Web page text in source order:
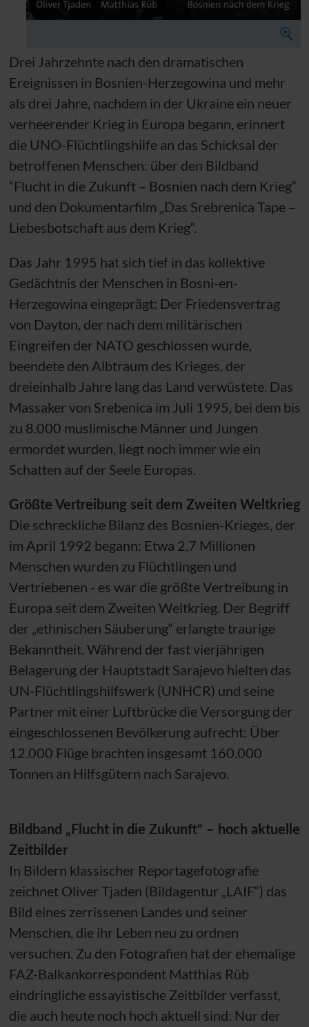
Drei Jahrzehnte nach den dramatischen
Ereignissen in Bosnien-Herzegowina und mehr
als drei Jahre, nachdem in der Ukraine ein neuer
verheerender Krieg in Europa begann, erinnert
die UNO-Flüchtlingshilfe an das Schicksal der
betroffenen Menschen: über den Bildband
“Flucht in die Zukunft – Bosnien nach dem Krieg“
und den Dokumentarfilm „Das Srebrenica Tape –
Liebesbotschaft aus dem Krieg“.
Das Jahr 1995 hat sich tief in das kollektive
Gedächtnis der Menschen in Bosni-en-
Herzegowina eingeprägt: Der Friedensvertrag
von Dayton, der nach dem militärischen
Eingreifen der NATO geschlossen wurde,
beendete den Albtraum des Krieges, der
dreieinhalb Jahre lang das Land verwüstete. Das
Massaker von Srebenica im Juli 1995, bei dem bis
zu 8.000 muslimische Männer und Jungen
ermordet wurden, liegt noch immer wie ein
Schatten auf der Seele Europas.
Größte Vertreibung seit dem Zweiten Weltkrieg
Die schreckliche Bilanz des Bosnien-Krieges, der
im April 1992 begann: Etwa 2,7 Millionen
Menschen wurden zu Flüchtlingen und
Vertriebenen - es war die größte Vertreibung in
Europa seit dem Zweiten Weltkrieg. Der Begriff
der „ethnischen Säuberung“ erlangte traurige
Bekanntheit. Während der fast vierjährigen
Belagerung der Hauptstadt Sarajevo hielten das
UN-Flüchtlingshilfswerk (UNHCR) und seine
Partner mit einer Luftbrücke die Versorgung der
eingeschlossenen Bevölkerung aufrecht: Über
12.000 Flüge brachten insgesamt 160.000
Tonnen an Hilfsgütern nach Sarajevo.
Bildband „Flucht in die Zukunft“ – hoch aktuelle
Zeitbilder
In Bildern klassischer Reportagefotografie
zeichnet Oliver Tjaden (Bildagentur „LAIF“) das
Bild eines zerrissenen Landes und seiner
Menschen, die ihr Leben neu zu ordnen
versuchen. Zu den Fotografien hat der ehemalige
FAZ-Balkankorrespondent Matthias Rüb
eindringliche essayistische Zeitbilder verfasst,
die auch heute noch hoch aktuell sind: Nur der